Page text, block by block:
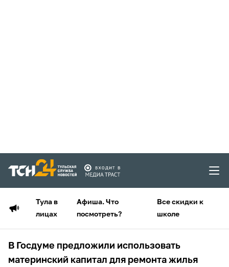
Тула в
лицах
Афиша. Что
посмотреть?
Все скидки к
школе
В Госдуме предложили использовать
материнский капитал для ремонта жилья